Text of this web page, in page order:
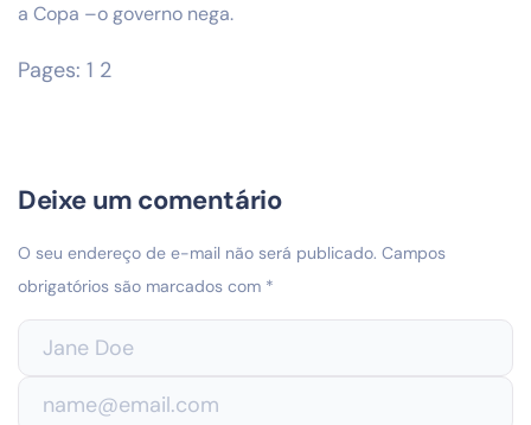
a Copa –o governo nega.
Pages: 1 2
Deixe um comentário
O seu endereço de e-mail não será publicado. Campos
obrigatórios são marcados com *